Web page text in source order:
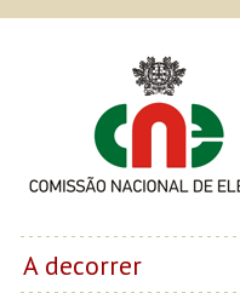
A decorrer